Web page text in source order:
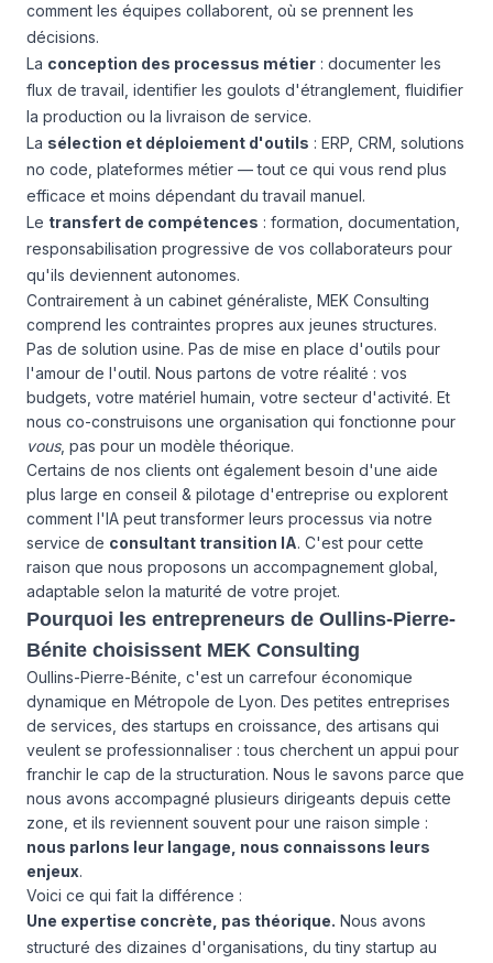
comment les équipes collaborent, où se prennent les
décisions.
La conception des processus métier : documenter les
flux de travail, identifier les goulots d'étranglement, fluidifier
la production ou la livraison de service.
La sélection et déploiement d'outils : ERP, CRM, solutions
no code, plateformes métier — tout ce qui vous rend plus
efficace et moins dépendant du travail manuel.
Le transfert de compétences : formation, documentation,
responsabilisation progressive de vos collaborateurs pour
qu'ils deviennent autonomes.
Contrairement à un cabinet généraliste, MEK Consulting
comprend les contraintes propres aux jeunes structures.
Pas de solution usine. Pas de mise en place d'outils pour
l'amour de l'outil. Nous partons de votre réalité : vos
budgets, votre matériel humain, votre secteur d'activité. Et
nous co-construisons une organisation qui fonctionne pour
vous, pas pour un modèle théorique.
Certains de nos clients ont également besoin d'une aide
plus large en conseil & pilotage d'entreprise ou explorent
comment l'IA peut transformer leurs processus via notre
service de consultant transition IA. C'est pour cette
raison que nous proposons un accompagnement global,
adaptable selon la maturité de votre projet.
Pourquoi les entrepreneurs de Oullins-Pierre-
Bénite choisissent MEK Consulting
Oullins-Pierre-Bénite, c'est un carrefour économique
dynamique en Métropole de Lyon. Des petites entreprises
de services, des startups en croissance, des artisans qui
veulent se professionnaliser : tous cherchent un appui pour
franchir le cap de la structuration. Nous le savons parce que
nous avons accompagné plusieurs dirigeants depuis cette
zone, et ils reviennent souvent pour une raison simple :
nous parlons leur langage, nous connaissons leurs
enjeux.
Voici ce qui fait la différence :
Une expertise concrète, pas théorique. Nous avons
structuré des dizaines d'organisations, du tiny startup au